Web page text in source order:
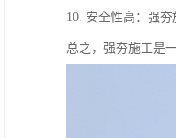
10. 安全性高：强
总之，强夯施工是